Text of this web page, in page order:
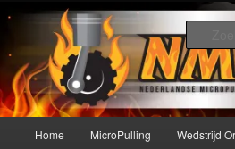
primaire
inhoudNederlandse
Organisatie
De meest krachtige modelbouwsport ter
Home MicroPulling Wedstrijd